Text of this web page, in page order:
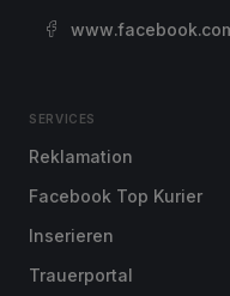
SERVICES
Reklamation
Facebook Top Kurier
Inserieren
Trauerportal